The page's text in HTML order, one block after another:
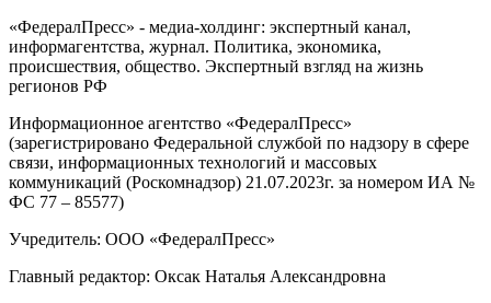
«ФедералПресс» - медиа-холдинг: экспертный канал,
информагентства, журнал. Политика, экономика,
происшествия, общество. Экспертный взгляд на жизнь
регионов РФ
Информационное агентство «ФедералПресс»
(зарегистрировано Федеральной службой по надзору в сфере
связи, информационных технологий и массовых
коммуникаций (Роскомнадзор) 21.07.2023г. за номером ИА №
ФС 77 – 85577)
Учредитель: ООО «ФедералПресс»
Главный редактор: Оксак Наталья Александровна